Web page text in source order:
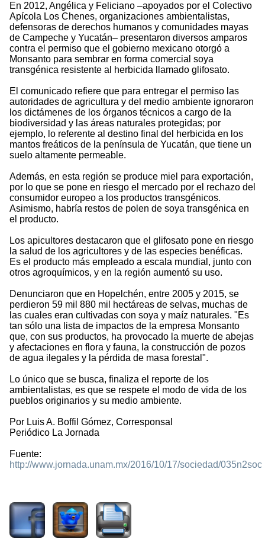
En 2012, Angélica y Feliciano –apoyados por el Colectivo
Apícola Los Chenes, organizaciones ambientalistas,
defensoras de derechos humanos y comunidades mayas
de Campeche y Yucatán– presentaron diversos amparos
contra el permiso que el gobierno mexicano otorgó a
Monsanto para sembrar en forma comercial soya
transgénica resistente al herbicida llamado glifosato.
El comunicado refiere que para entregar el permiso las
autoridades de agricultura y del medio ambiente ignoraron
los dictámenes de los órganos técnicos a cargo de la
biodiversidad y las áreas naturales protegidas; por
ejemplo, lo referente al destino final del herbicida en los
mantos freáticos de la península de Yucatán, que tiene un
suelo altamente permeable.
Además, en esta región se produce miel para exportación,
por lo que se pone en riesgo el mercado por el rechazo del
consumidor europeo a los productos transgénicos.
Asimismo, habría restos de polen de soya transgénica en
el producto.
Los apicultores destacaron que el glifosato pone en riesgo
la salud de los agricultores y de las especies benéficas.
Es el producto más empleado a escala mundial, junto con
otros agroquímicos, y en la región aumentó su uso.
Denunciaron que en Hopelchén, entre 2005 y 2015, se
perdieron 59 mil 880 mil hectáreas de selvas, muchas de
las cuales eran cultivadas con soya y maíz naturales. "Es
tan sólo una lista de impactos de la empresa Monsanto
que, con sus productos, ha provocado la muerte de abejas
y afectaciones en flora y fauna, la construcción de pozos
de agua ilegales y la pérdida de masa forestal".
Lo único que se busca, finaliza el reporte de los
ambientalistas, es que se respete el modo de vida de los
pueblos originarios y su medio ambiente.
Por Luis A. Boffil Gómez, Corresponsal
Periódico La Jornada
Fuente:
http://www.jornada.unam.mx/2016/10/17/sociedad/035n2soc